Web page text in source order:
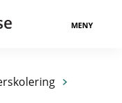
MENY